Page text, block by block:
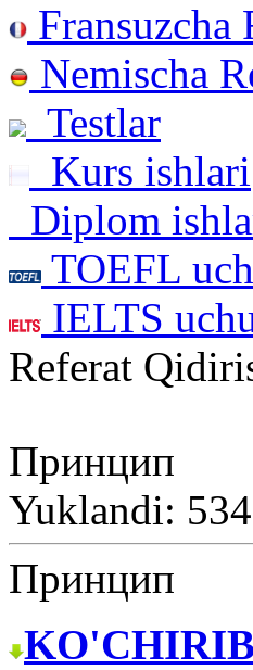
Fransuzcha
Nemischa
Testlar
Kurs ishlari
Diplom
TOEFL
IELTS
Referat
Принцип
Yuklandi:
Принцип